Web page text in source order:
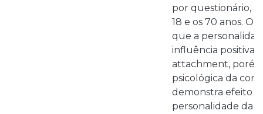
por questionário,
18 e os 70 anos.
que a
influência positiva
attachment,
psicológica da
demonstra efeito
personalidade da